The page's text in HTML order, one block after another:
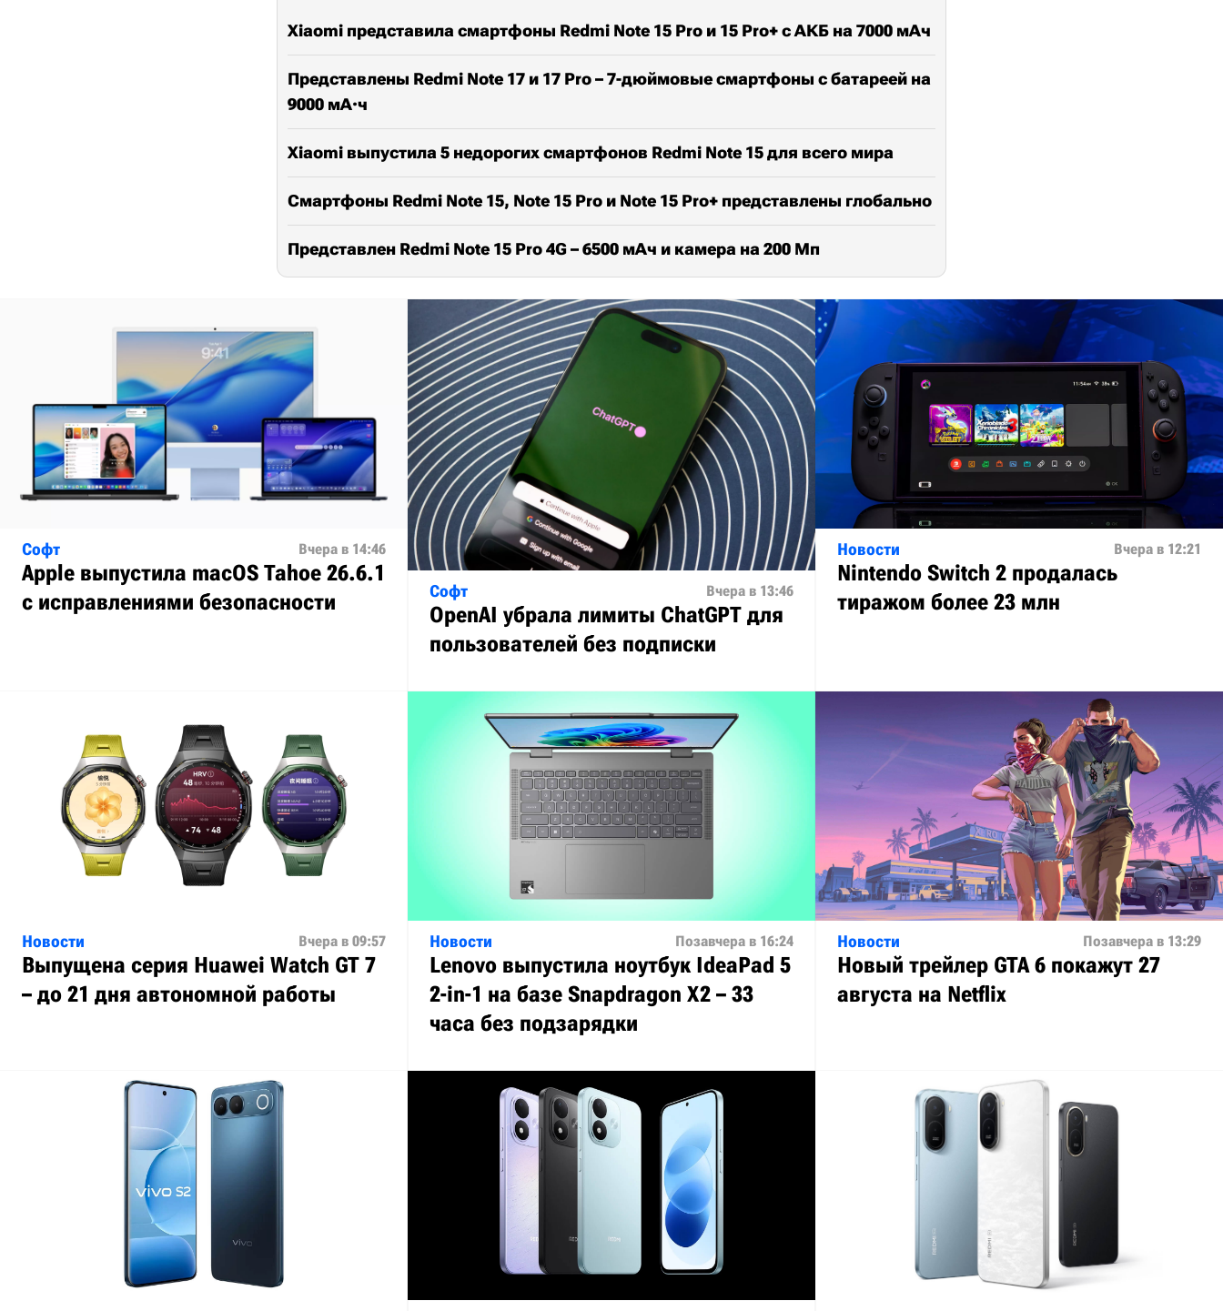
Xiaomi представила смартфоны Redmi Note 15 Pro и 15 Pro+ с АКБ на 7000 мАч
Представлены Redmi Note 17 и 17 Pro – 7-дюймовые смартфоны с батареей на
9000 мА·ч
Xiaomi выпустила 5 недорогих смартфонов Redmi Note 15 для всего мира
Смартфоны Redmi Note 15, Note 15 Pro и Note 15 Pro+ представлены глобально
Представлен Redmi Note 15 Pro 4G – 6500 мАч и камера на 200 Мп
Софт Вчера в 14:46
Apple выпустила macOS Tahoe 26.6.1
с исправлениями безопасности
Софт Вчера в 13:46
OpenAI убрала лимиты ChatGPT для
пользователей без подписки
Новости Вчера в 12:21
Nintendo Switch 2 продалась
тиражом более 23 млн
Новости Вчера в 09:57
Выпущена серия Huawei Watch GT 7
– до 21 дня автономной работы
Новости Позавчера в 16:24
Lenovo выпустила ноутбук IdeaPad 5
2-in-1 на базе Snapdragon X2 – 33
часа без подзарядки
Новости Позавчера в 13:29
Новый трейлер GTA 6 покажут 27
августа на Netflix